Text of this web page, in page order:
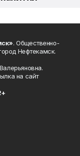
. Общественно-
Нефтекамск.
на сайт